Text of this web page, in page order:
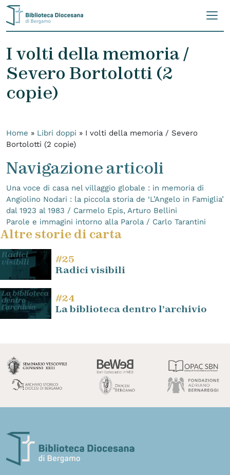
Skip to content
I volti della memoria /
Severo Bortolotti (2
copie)
Home » Libri doppi » I volti della memoria / Severo
Bortolotti (2 copie)
Navigazione articoli
Una voce di casa nel villaggio globale : in memoria di
Angiolino Nodari : la piccola storia de ‘L’Angelo in Famiglia’
dal 1923 al 1983 / Carmelo Epis, Arturo Bellini
Parole e immagini intorno alla Parola / Carlo Tarantini
Altre storie di carta
#25
Radici visibili
#24
La biblioteca dentro l’archivio